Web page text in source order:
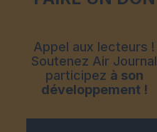
Appel aux lecteurs !
Soutenez Air Journal
participez à son
développement !